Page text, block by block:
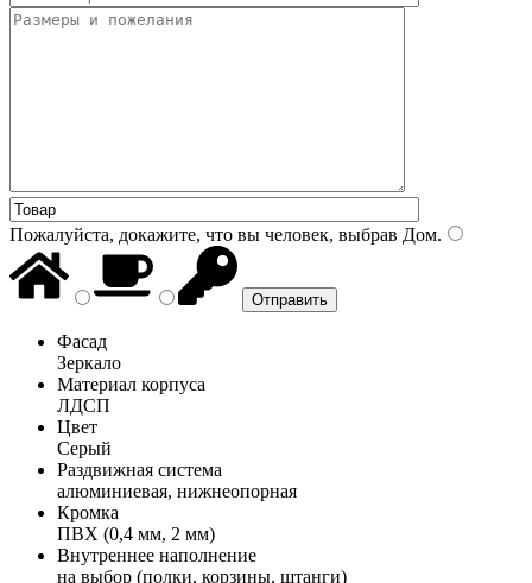
Пожалуйста, докажите, что вы человек, выбрав Дом.
Фасад
Зеркало
Материал корпуса
ЛДСП
Цвет
Серый
Раздвижная система
алюминиевая, нижнеопорная
Кромка
ПВХ (0,4 мм, 2 мм)
Внутреннее наполнение
на выбор (полки, корзины, штанги)